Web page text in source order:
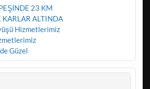
23 KM
KARLAR ALTINDA
Hizmetlerimiz
Güzel